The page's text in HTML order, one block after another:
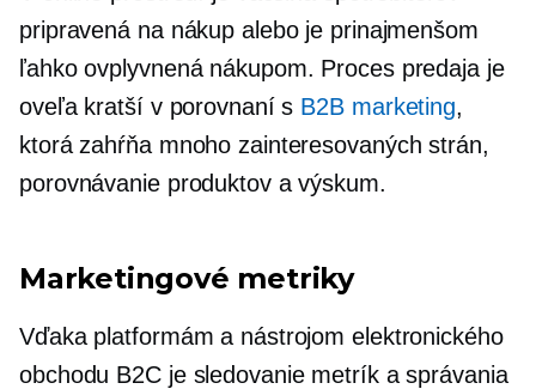
pripravená na nákup alebo je prinajmenšom
ľahko ovplyvnená nákupom. Proces predaja je
oveľa kratší v porovnaní s B2B marketing,
ktorá zahŕňa mnoho zainteresovaných strán,
porovnávanie produktov a výskum.
Marketingové metriky
Vďaka platformám a nástrojom elektronického
obchodu B2C je sledovanie metrík a správania